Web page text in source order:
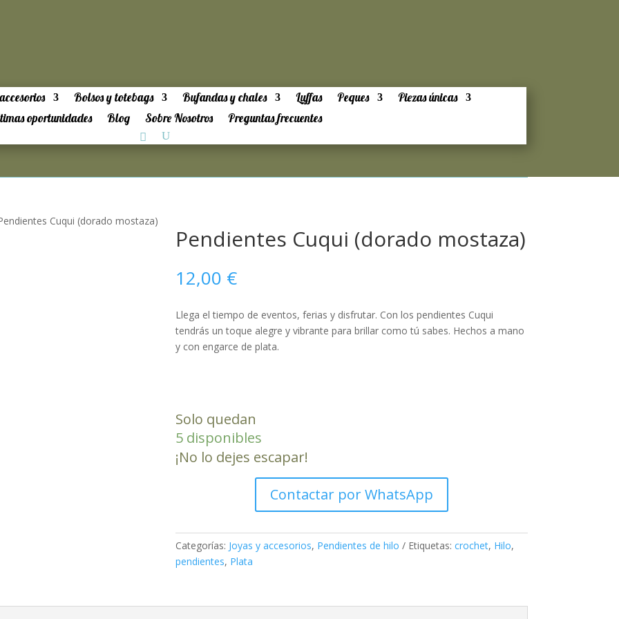
Bolsos y totebags Bufandas y chales Luffas Peques
Piezas únicas
oportunidades
Blog Sobre Nosotros Preguntas frecuentes
Cuqui (dorado mostaza)
Pendientes Cuqui (dorado mostaza)
12,00 €
Llega el tiempo de eventos, ferias y disfrutar. Con los pendientes Cuqui
tendrás un toque alegre y vibrante para brillar como tú sabes. Hechos a mano
y con engarce de plata.
(dorado
mostaza)
cantidad
Solo quedan
5 disponibles
¡No lo dejes escapar!
Contactar por WhatsApp
Categorías: Joyas y accesorios, Pendientes de hilo Etiquetas: crochet, Hilo,
pendientes, Plata